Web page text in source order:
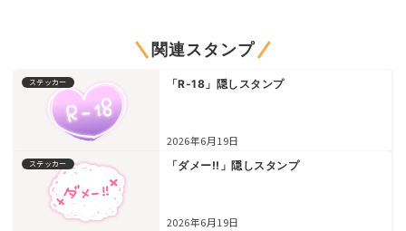
関連スタンプ
ステッカー 「R-18」隠しスタンプ
2026年6月19日
ステッカー 「ダメー!!」隠しスタンプ
2026年6月19日